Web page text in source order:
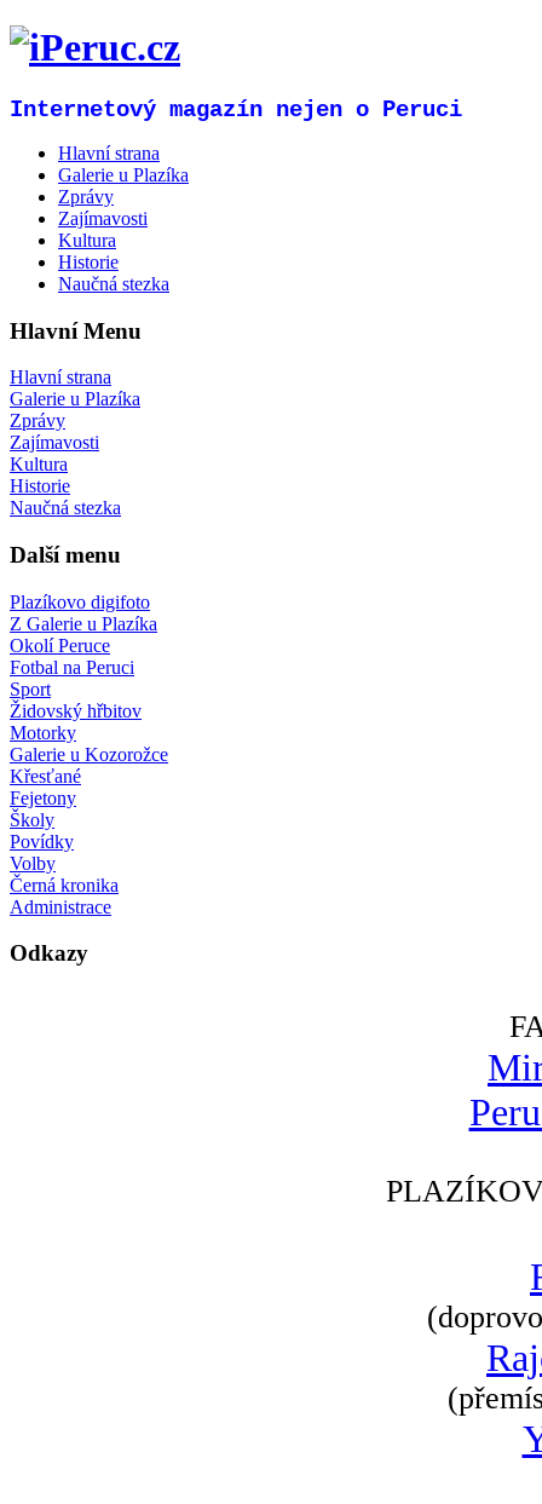
Internetový magazín nejen o Peruci
Hlavní strana
Galerie u Plazíka
Zprávy
Zajímavosti
Kultura
Historie
Naučná stezka
Hlavní Menu
Hlavní strana
Galerie u Plazíka
Zprávy
Zajímavosti
Kultura
Historie
Naučná stezka
Další menu
Plazíkovo digifoto
Z Galerie u Plazíka
Okolí Peruce
Fotbal na Peruci
Sport
Židovský hřbitov
Motorky
Galerie u Kozorožce
Křesťané
Fejetony
Školy
Povídky
Volby
Černá kronika
Administrace
Odkazy